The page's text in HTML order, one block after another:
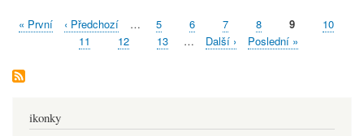
Pagination
First
« První
Předchozí
stránka
‹ Předchozí … Stránka
5 Stránka
6 Stránka
7 Stránka
8
Aktuální
stránka
9 Stránka
10
Stránka
11 Stránka
12 Stránka
13 …
Následující
Další ›
Poslední
Poslední »
ikonky